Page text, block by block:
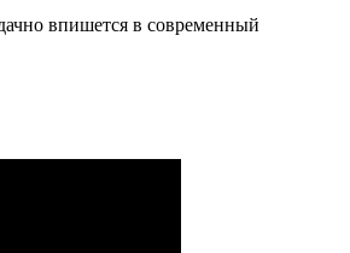
впишется в современный